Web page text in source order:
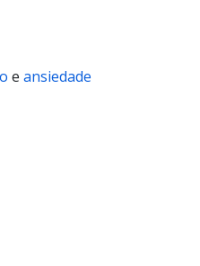
e ansiedade